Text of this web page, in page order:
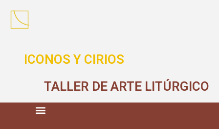
ICONOS Y CIRIOS
TALLER DE ARTE LITÚRGICO